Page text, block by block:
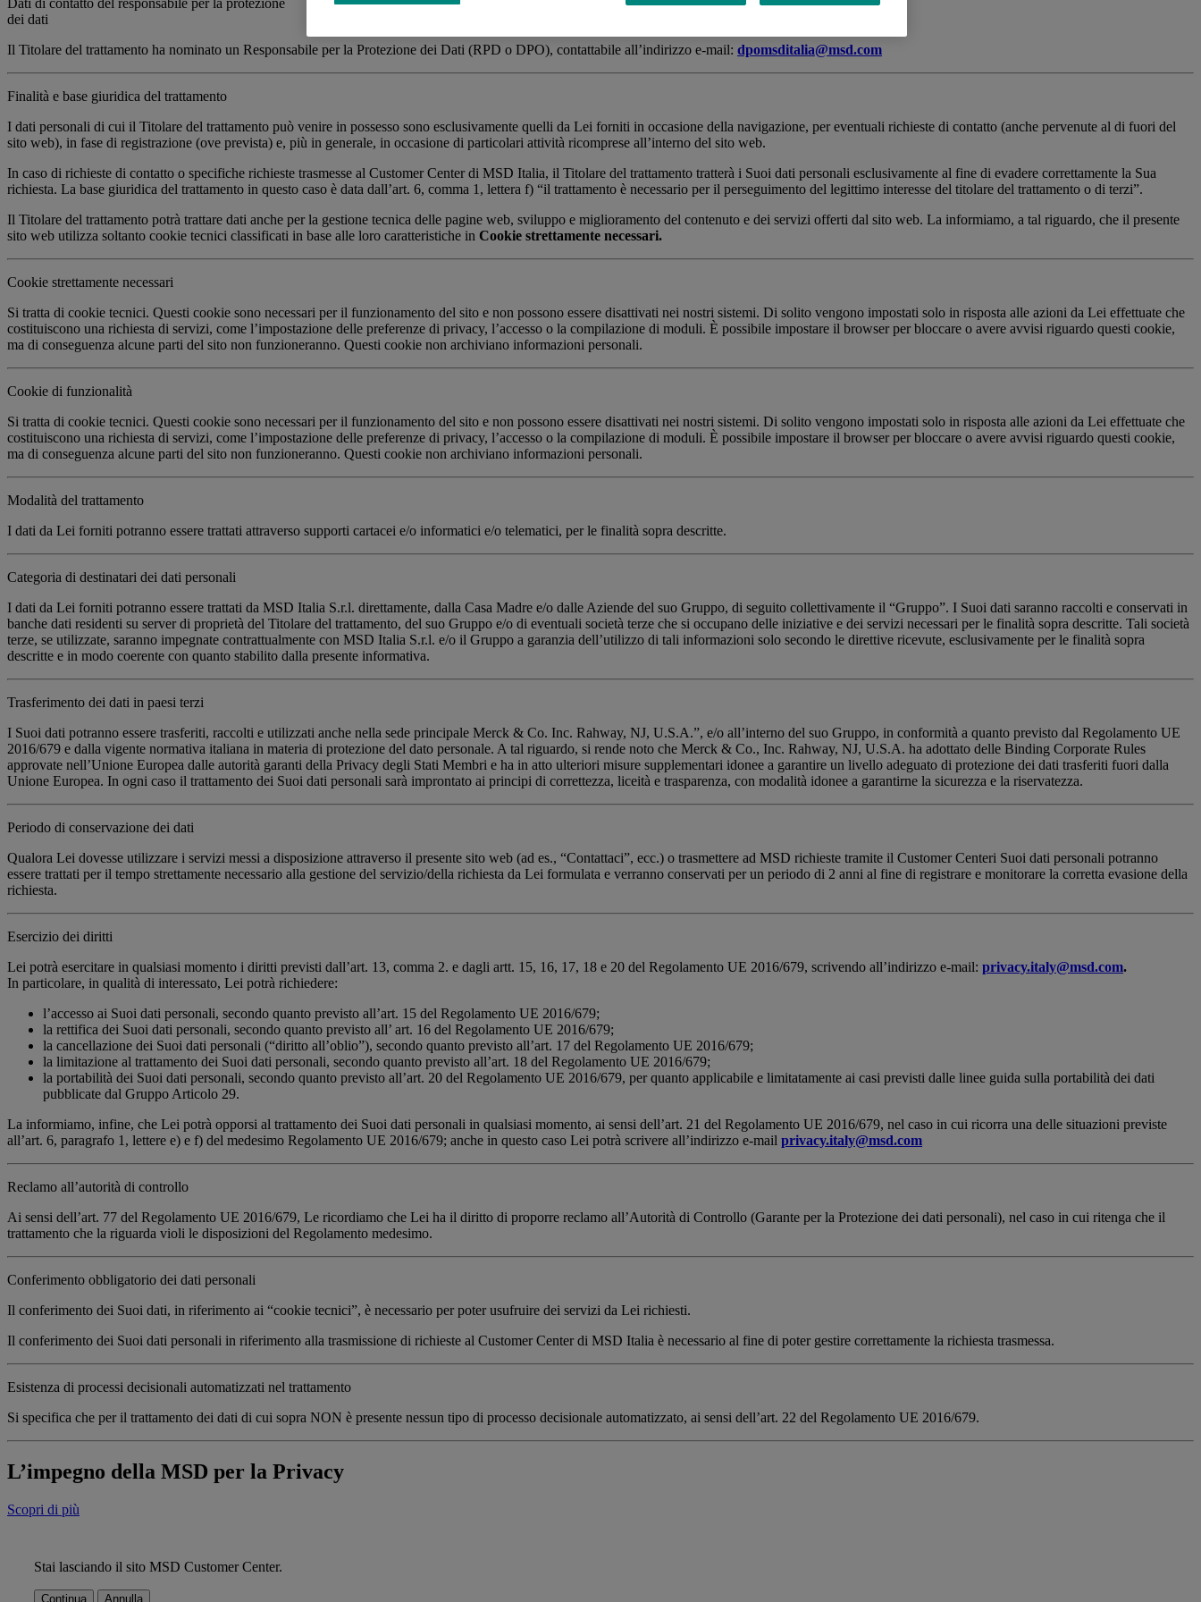
Dati di contatto del responsabile per la protezione
dei dati
Il Titolare del trattamento ha nominato un Responsabile per la Protezione dei Dati (RPD o DPO), contattabile all’indirizzo e-mail: dpomsditalia@msd.com
Finalità e base giuridica del trattamento
I dati personali di cui il Titolare del trattamento può venire in possesso sono esclusivamente quelli da Lei forniti in occasione della navigazione, per eventuali richieste di contatto (anche pervenute al di fuori del
sito web), in fase di registrazione (ove prevista) e, più in generale, in occasione di particolari attività ricomprese all’interno del sito web.
In caso di richieste di contatto o specifiche richieste trasmesse al Customer Center di MSD Italia, il Titolare del trattamento tratterà i Suoi dati personali esclusivamente al fine di evadere correttamente la Sua
richiesta. La base giuridica del trattamento in questo caso è data dall’art. 6, comma 1, lettera f) “il trattamento è necessario per il perseguimento del legittimo interesse del titolare del trattamento o di terzi”.
Il Titolare del trattamento potrà trattare dati anche per la gestione tecnica delle pagine web, sviluppo e miglioramento del contenuto e dei servizi offerti dal sito web. La informiamo, a tal riguardo, che il presente
sito web utilizza soltanto cookie tecnici classificati in base alle loro caratteristiche in Cookie strettamente necessari.
Cookie strettamente necessari
Si tratta di cookie tecnici. Questi cookie sono necessari per il funzionamento del sito e non possono essere disattivati nei nostri sistemi. Di solito vengono impostati solo in risposta alle azioni da Lei effettuate che
costituiscono una richiesta di servizi, come l’impostazione delle preferenze di privacy, l’accesso o la compilazione di moduli. È possibile impostare il browser per bloccare o avere avvisi riguardo questi cookie,
ma di conseguenza alcune parti del sito non funzioneranno. Questi cookie non archiviano informazioni personali.
Cookie di funzionalità
Si tratta di cookie tecnici. Questi cookie sono necessari per il funzionamento del sito e non possono essere disattivati nei nostri sistemi. Di solito vengono impostati solo in risposta alle azioni da Lei effettuate che
costituiscono una richiesta di servizi, come l’impostazione delle preferenze di privacy, l’accesso o la compilazione di moduli. È possibile impostare il browser per bloccare o avere avvisi riguardo questi cookie,
ma di conseguenza alcune parti del sito non funzioneranno. Questi cookie non archiviano informazioni personali.
Modalità del trattamento
I dati da Lei forniti potranno essere trattati attraverso supporti cartacei e/o informatici e/o telematici, per le finalità sopra descritte.
Categoria di destinatari dei dati personali
I dati da Lei forniti potranno essere trattati da MSD Italia S.r.l. direttamente, dalla Casa Madre e/o dalle Aziende del suo Gruppo, di seguito collettivamente il “Gruppo”. I Suoi dati saranno raccolti e conservati in
banche dati residenti su server di proprietà del Titolare del trattamento, del suo Gruppo e/o di eventuali società terze che si occupano delle iniziative e dei servizi necessari per le finalità sopra descritte. Tali società
terze, se utilizzate, saranno impegnate contrattualmente con MSD Italia S.r.l. e/o il Gruppo a garanzia dell’utilizzo di tali informazioni solo secondo le direttive ricevute, esclusivamente per le finalità sopra
descritte e in modo coerente con quanto stabilito dalla presente informativa.
Trasferimento dei dati in paesi terzi
I Suoi dati potranno essere trasferiti, raccolti e utilizzati anche nella sede principale Merck & Co. Inc. Rahway, NJ, U.S.A.”, e/o all’interno del suo Gruppo, in conformità a quanto previsto dal Regolamento UE
2016/679 e dalla vigente normativa italiana in materia di protezione del dato personale. A tal riguardo, si rende noto che Merck & Co., Inc. Rahway, NJ, U.S.A. ha adottato delle Binding Corporate Rules
approvate nell’Unione Europea dalle autorità garanti della Privacy degli Stati Membri e ha in atto ulteriori misure supplementari idonee a garantire un livello adeguato di protezione dei dati trasferiti fuori dalla
Unione Europea. In ogni caso il trattamento dei Suoi dati personali sarà improntato ai principi di correttezza, liceità e trasparenza, con modalità idonee a garantirne la sicurezza e la riservatezza.
Periodo di conservazione dei dati
Qualora Lei dovesse utilizzare i servizi messi a disposizione attraverso il presente sito web (ad es., “Contattaci”, ecc.) o trasmettere ad MSD richieste tramite il Customer Centeri Suoi dati personali potranno
essere trattati per il tempo strettamente necessario alla gestione del servizio/della richiesta da Lei formulata e verranno conservati per un periodo di 2 anni al fine di registrare e monitorare la corretta evasione della
richiesta.
Esercizio dei diritti
Lei potrà esercitare in qualsiasi momento i diritti previsti dall’art. 13, comma 2. e dagli artt. 15, 16, 17, 18 e 20 del Regolamento UE 2016/679, scrivendo all’indirizzo e-mail: privacy.italy@msd.com.
In particolare, in qualità di interessato, Lei potrà richiedere:
l’accesso ai Suoi dati personali, secondo quanto previsto all’art. 15 del Regolamento UE 2016/679;
la rettifica dei Suoi dati personali, secondo quanto previsto all’ art. 16 del Regolamento UE 2016/679;
la cancellazione dei Suoi dati personali (“diritto all’oblio”), secondo quanto previsto all’art. 17 del Regolamento UE 2016/679;
la limitazione al trattamento dei Suoi dati personali, secondo quanto previsto all’art. 18 del Regolamento UE 2016/679;
la portabilità dei Suoi dati personali, secondo quanto previsto all’art. 20 del Regolamento UE 2016/679, per quanto applicabile e limitatamente ai casi previsti dalle linee guida sulla portabilità dei dati
pubblicate dal Gruppo Articolo 29.
La informiamo, infine, che Lei potrà opporsi al trattamento dei Suoi dati personali in qualsiasi momento, ai sensi dell’art. 21 del Regolamento UE 2016/679, nel caso in cui ricorra una delle situazioni previste
all’art. 6, paragrafo 1, lettere e) e f) del medesimo Regolamento UE 2016/679; anche in questo caso Lei potrà scrivere all’indirizzo e-mail privacy.italy@msd.com
Reclamo all’autorità di controllo
Ai sensi dell’art. 77 del Regolamento UE 2016/679, Le ricordiamo che Lei ha il diritto di proporre reclamo all’Autorità di Controllo (Garante per la Protezione dei dati personali), nel caso in cui ritenga che il
trattamento che la riguarda violi le disposizioni del Regolamento medesimo.
Conferimento obbligatorio dei dati personali
Il conferimento dei Suoi dati, in riferimento ai “cookie tecnici”, è necessario per poter usufruire dei servizi da Lei richiesti.
Il conferimento dei Suoi dati personali in riferimento alla trasmissione di richieste al Customer Center di MSD Italia è necessario al fine di poter gestire correttamente la richiesta trasmessa.
Esistenza di processi decisionali automatizzati nel trattamento
Si specifica che per il trattamento dei dati di cui sopra NON è presente nessun tipo di processo decisionale automatizzato, ai sensi dell’art. 22 del Regolamento UE 2016/679.
L’impegno della MSD per la Privacy
Scopri di più
Stai lasciando il sito MSD Customer Center.
Continua Annulla